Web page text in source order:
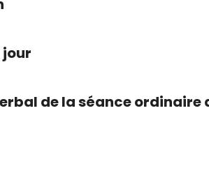
jour
de la séance ordinaire